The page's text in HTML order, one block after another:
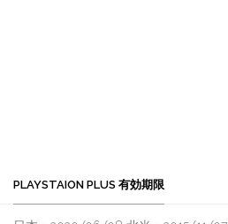
PLAYSTAION PLUS 有効期限